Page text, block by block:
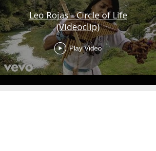
Leo Rojas - Circle of Life
(Videoclip)
Play Video